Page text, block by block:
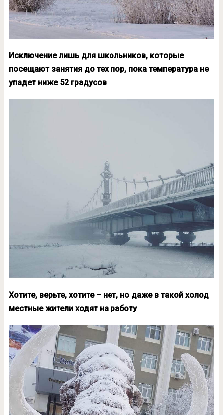
Исключение лишь для школьников, которые
посещают занятия до тех пор, пока температура не
упадет ниже 52 градусов
Хотите, верьте, хотите – нет, но даже в такой холод
местные жители ходят на работу